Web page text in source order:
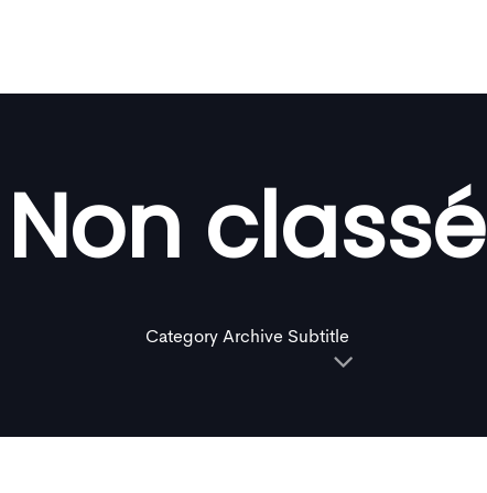
Non classé
Category Archive Subtitle